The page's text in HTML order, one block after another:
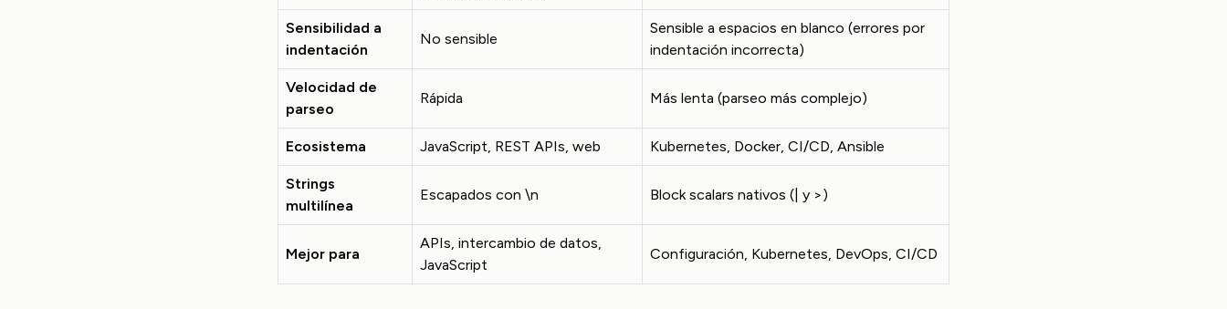
Sensibilidad a
indentación
No sensible
Sensible a espacios en blanco (errores por
indentación incorrecta)
Velocidad de
parseo
Rápida Más lenta (parseo más complejo)
Ecosistema JavaScript, REST APIs, web Kubernetes, Docker, CI/CD, Ansible
Strings
multilínea
Escapados con \n Block scalars nativos (| y >)
Mejor para
APIs, intercambio de datos,
JavaScript
Configuración, Kubernetes, DevOps, CI/CD